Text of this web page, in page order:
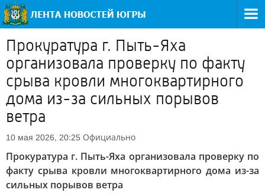
Прокуратура г. Пыть-Яха
организовала проверку по факту
срыва кровли многоквартирного
дома из-за сильных порывов
ветра
10 мая 2026, 20:25 Официально
Прокуратура г. Пыть-Яха организовала проверку по
факту срыва кровли многоквартирного дома из-за
сильных порывов ветра